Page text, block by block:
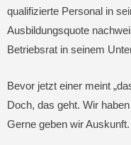
qualifizierte Personal in
Ausbildungsquote
Betriebsrat in seinem
Bevor jetzt einer meint
Doch, das geht. Wir
Gerne geben wir Auskunft.